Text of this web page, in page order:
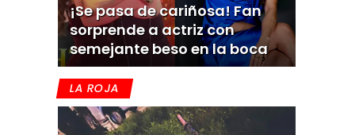
¡Se pasa de cariñosa! Fan
sorprende a actriz con
semejante beso en la boca
LA ROJA